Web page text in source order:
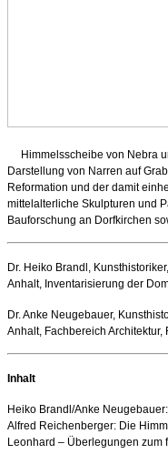
Himmelsscheibe von Nebra
Darstellung von Narren auf
Reformation und der damit
mittelalterliche Skulpturen und
Bauforschung an Dorfkirchen
Dr. Heiko Brandl,
Anhalt, Inventarisierung der
Dr. Anke Neugebauer,
Anhalt, Fachbereich
Inhalt
Heiko Brandl/Anke
Alfred Reichenberger: Die
Leonhard – Überlegungen